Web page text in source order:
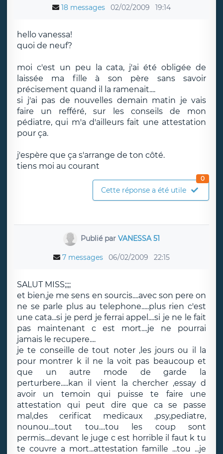
18 messages 02/02/2009 19:14
hello vanessa!
quoi de neuf?
moi c'est un peu la cata, j'ai été obligée de
laissée ma fille à son père sans savoir
précisement quand il la ramenait....
si j'ai pas de nouvelles demain matin je vais
faire un refféré, sur les conseils de mon
pédiatre, qui m'a d'ailleurs fait une attestation
pour ça.
j'espère que ça s'arrange de ton côté.
tiens moi au courant
Cette réponse a été utile
0
Publié parVANESSA 51
7 messages 06/02/2009 22:15
SALUT MISS;;;;
et bien,je me sens en sourcis....avec son pere on
ne se parle plus au telephone.....plus rien c'est
une cata...si je perd je ferrai appel....si je ne le fait
pas maintenant c est mort....je ne pourrai
jamais le recupere....
je te conseille de tout noter ,les jours ou il la
pour montrer k il ne la voit pas beaucoup et
que un autre mode de garde la
perturbere.....kan il vient la chercher ,essay d
avoir un temoin qui puisse te faire une
attestation qui peut dire que ca se passe
mal,des cerificat medicaux ,psy,pediatre,
nounou....tout tou....tou les coup sont
permis....devant le juge c est horrible il faut k tu
te couvre a mort...attestation famille ...tou ...je